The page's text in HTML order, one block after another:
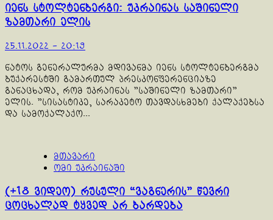
იენს სტოლტენბერგი: უკრაინას საშინელი
ზამთარი ელის
25.11.2022 - 20:19
ნატოს გენერალურმა მდივანმა იენს სტოლტენბერგმა
ბუქარესტში გამართულ პრესკონფერენციაზე
განაცხადა, რომ უკრაინას "საშინელი ზამთარი"
ელის. "სისასტიკე, სარაკეტო თავდასხმები ქალაქებსა
და სამოქალაქო...
მთავარი
ომი უკრაინაში
(+18 ვიდეო) რუსული “ვაგნერის” წევრი
ცოცხალად ტყვედ არ ბარდება